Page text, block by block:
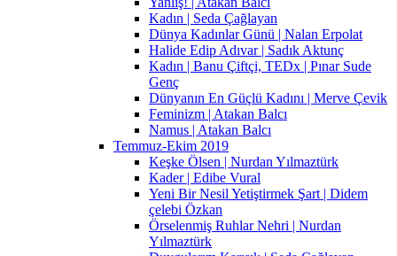
Kadın | Seda Çağlayan
Dünya Kadınlar Günü | Nalan Erpolat
Halide Edip Adıvar | Sadık Aktunç
Kadın | Banu Çiftçi, TEDx | Pınar Sude
Genç
Dünyanın En Güçlü Kadını | Merve Çevik
Feminizm | Atakan Balcı
Namus | Atakan Balcı
Temmuz-Ekim 2019
Keşke Ölsen | Nurdan Yılmaztürk
Kader | Edibe Vural
Yeni Bir Nesil Yetiştirmek Şart | Didem
çelebi Özkan
Örselenmiş Ruhlar Nehri | Nurdan
Yılmaztürk